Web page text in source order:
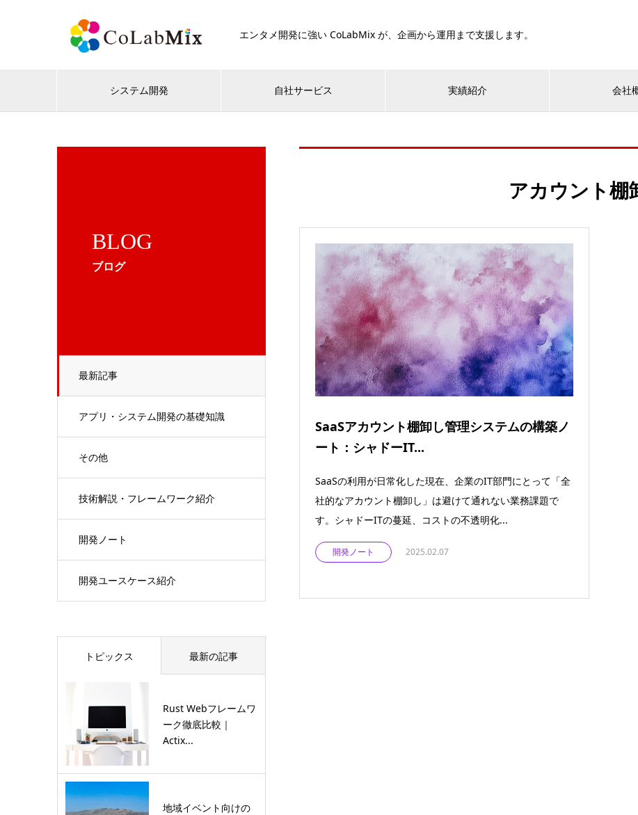
エンタメ開発に強い CoLabMix が、企画から運用まで支援します。
システム開発 自社サービス 実績紹介 会社
BLOG
ブログ
最新記事
アプリ・システム開発の基礎知識
その他
技術解説・フレームワーク紹介
開発ノート
開発ユースケース紹介
アカウント棚
SaaSアカウント棚卸し管理システムの構築ノ
ート：シャドーIT...
SaaSの利用が日常化した現在、企業のIT部門にとって「全
社的なアカウント棚卸し」は避けて通れない業務課題で
す。シャドーITの蔓延、コストの不透明化...
開発ノート 2025.02.07
トピックス 最新の記事
Rust Webフレームワ
ーク徹底比較｜
Actix...
地域イベント向けの